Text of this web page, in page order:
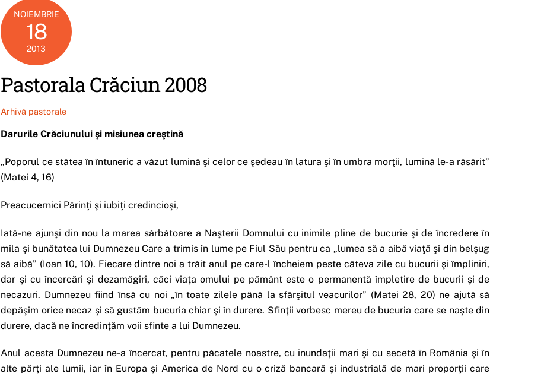
NOIEMBRIE
18
2013
Pastorala Crăciun 2008
Arhivă pastorale
Darurile Crăciunului şi misiunea creştină
„Poporul ce stătea în întuneric a văzut lumină şi celor ce şedeau în latura şi în umbra morţii, lumină le-a răsărit”
(Matei 4, 16)
Preacucernici Părinţi şi iubiţi credincioşi,
Iată-ne ajunşi din nou la marea sărbătoare a Naşterii Domnului cu inimile pline de bucurie şi de încredere în
mila şi bunătatea lui Dumnezeu Care a trimis în lume pe Fiul Său pentru ca „lumea să a aibă viaţă şi din belşug
să aibă” (Ioan 10, 10). Fiecare dintre noi a trăit anul pe care-l încheiem peste câteva zile cu bucurii şi împliniri,
dar şi cu încercări şi dezamăgiri, căci viaţa omului pe pământ este o permanentă împletire de bucurii şi de
necazuri. Dumnezeu fiind însă cu noi „în toate zilele până la sfârşitul veacurilor” (Matei 28, 20) ne ajută să
depăşim orice necaz şi să gustăm bucuria chiar şi în durere. Sfinţii vorbesc mereu de bucuria care se naşte din
durere, dacă ne încredinţăm voii sfinte a lui Dumnezeu.
Anul acesta Dumnezeu ne-a încercat, pentru păcatele noastre, cu inundaţii mari şi cu secetă în România şi în
alte părţi ale lumii, iar în Europa şi America de Nord cu o criză bancară şi industrială de mari proporţii care